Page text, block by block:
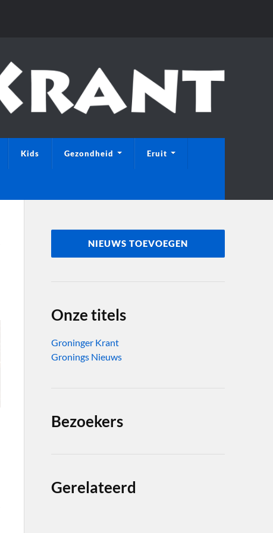
Kids Gezondheid Eruit
NIEUWS TOEVOEGEN
Onze titels
Groninger Krant
Gronings Nieuws
Bezoekers
Gerelateerd